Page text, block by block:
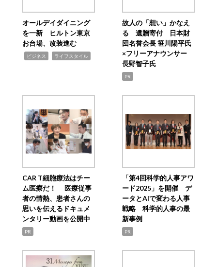
オールデイダイニング
を一新 ヒルトン東京
お台場、改装進む
ビジネス ライフスタイル
故人の「想い」かなえ
る 遺贈寄付 日本財
団名誉会長 笹川陽平氏
×フリーアナウンサー
長野智子氏
PR
CAR T細胞療法はチー
ム医療だ！ 医療従事
者の情熱、患者さんの
思いを伝えるドキュメ
ンタリー動画を公開中
PR
「第4回科学的人事アワ
ード2025」を開催 デ
ータとAIで変わる人事
戦略 科学的人事の最
新事例
PR